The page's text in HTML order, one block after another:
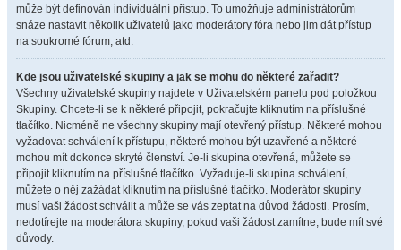
může být definován individuální přístup. To umožňuje administrátorům
snáze nastavit několik uživatelů jako moderátory fóra nebo jim dát přístup
na soukromé fórum, atd.
Kde jsou uživatelské skupiny a jak se mohu do některé zařadit?
Všechny uživatelské skupiny najdete v Uživatelském panelu pod položkou
Skupiny. Chcete-li se k některé připojit, pokračujte kliknutím na příslušné
tlačítko. Nicméně ne všechny skupiny mají otevřený přístup. Některé mohou
vyžadovat schválení k přístupu, některé mohou být uzavřené a některé
mohou mít dokonce skryté členství. Je-li skupina otevřená, můžete se
připojit kliknutím na příslušné tlačítko. Vyžaduje-li skupina schválení,
můžete o něj zažádat kliknutím na příslušné tlačítko. Moderátor skupiny
musí vaši žádost schválit a může se vás zeptat na důvod žádosti. Prosím,
nedotírejte na moderátora skupiny, pokud vaši žádost zamítne; bude mít své
důvody.